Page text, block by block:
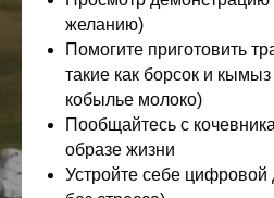
желанию)
Помогите приготовить
такие как борсок и
кобылье молоко)
Пообщайтесь с
образе жизни
Устройте себе цифровой